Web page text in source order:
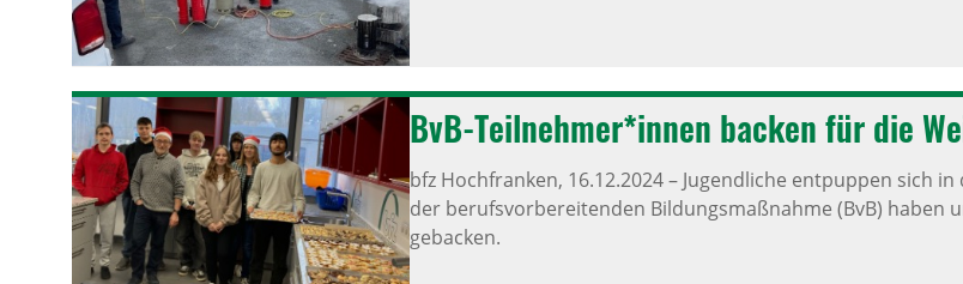
BvB-Teil­nehmer*innen backen für die
bfz Hochfranken, 16.12.2024–Jugendliche entpuppen sich in
der berufsvorbereitenden Bildungsmaßnahme (BvB) haben
gebacken.